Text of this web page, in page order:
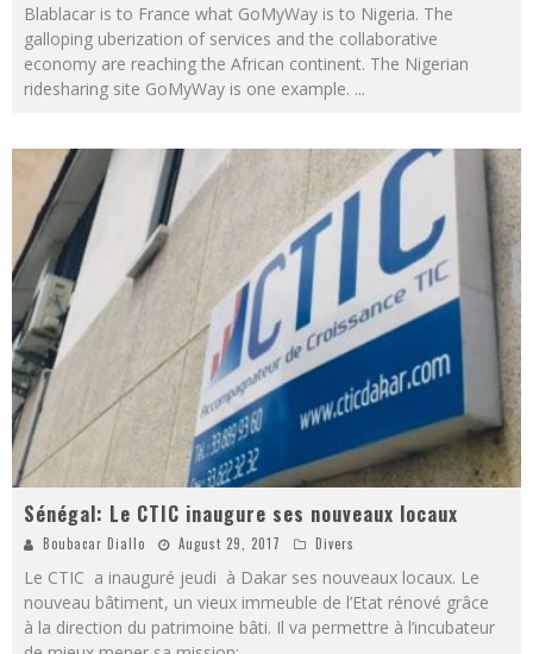
Blablacar is to France what GoMyWay is to Nigeria. The
galloping uberization of services and the collaborative
economy are reaching the African continent. The Nigerian
ridesharing site GoMyWay is one example. ...
Sénégal: Le CTIC inaugure ses nouveaux locaux
Boubacar Diallo August 29, 2017 Divers
Le CTIC a inauguré jeudi à Dakar ses nouveaux locaux. Le
nouveau bâtiment, un vieux immeuble de l’Etat rénové grâce
à la direction du patrimoine bâti. Il va permettre à l’incubateur